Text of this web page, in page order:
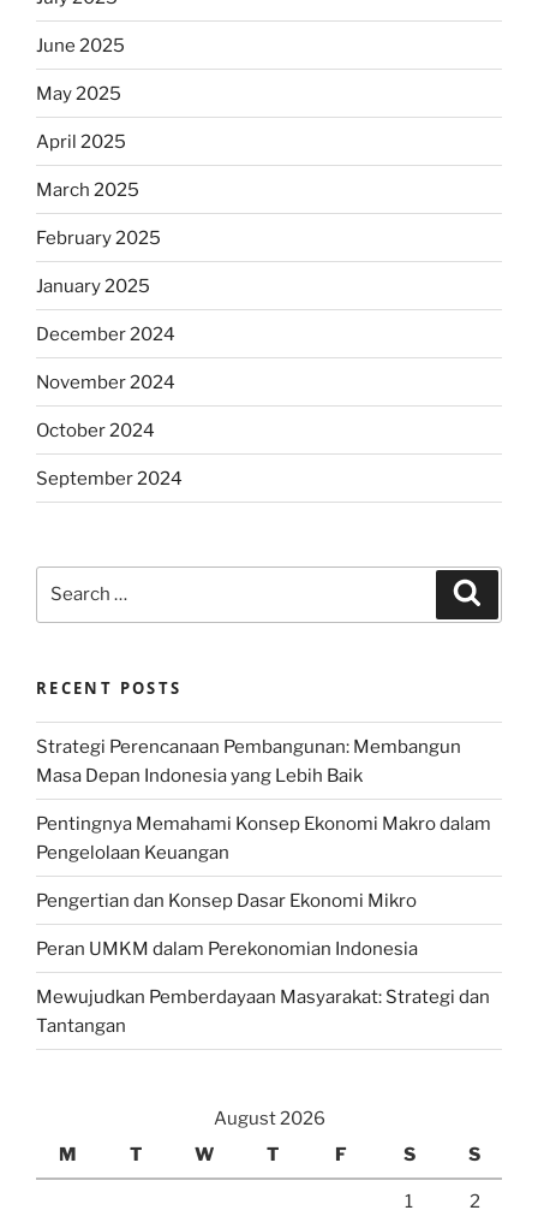
June 2025
May 2025
April 2025
March 2025
February 2025
January 2025
December 2024
November 2024
October 2024
September 2024
RECENT POSTS
Strategi Perencanaan Pembangunan: Membangun
Masa Depan Indonesia yang Lebih Baik
Pentingnya Memahami Konsep Ekonomi Makro dalam
Pengelolaan Keuangan
Pengertian dan Konsep Dasar Ekonomi Mikro
Peran UMKM dalam Perekonomian Indonesia
Mewujudkan Pemberdayaan Masyarakat: Strategi dan
Tantangan
August 2026
M
T W T F S S
1 2